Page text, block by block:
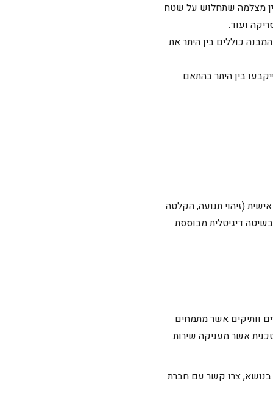
מצלמה שתחלוש על שטח
ועוד.
כוללים בין היתר את
בין היתר בהתאם
(זיהוי תנועה, הקלטה
רציפה, הקלטה ע”פ שעות מוגדרות מראש וכדומה). חיבור DVR עובד בשיטה אנלוגית ואילו חיבור NVR בשיטה דיגיטלית מבוססת
וותיקים אשר מתמחים
ומחלקה טכנית אשר מעניקה שירות
בנושא, צרו קשר עם חברת